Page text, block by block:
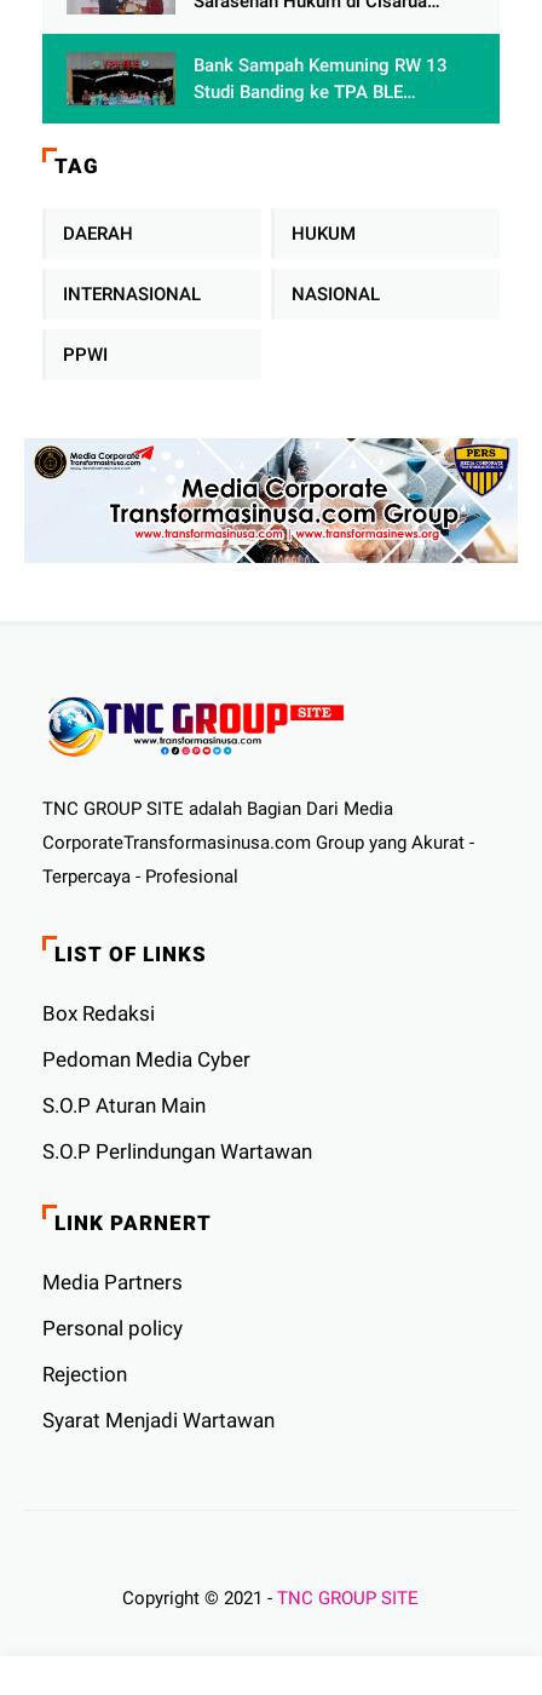
meningkatkan pemahaman
akademis Mahasiswa Fakultas
Bank Sampah Kemuning RW 13
Studi Banding ke TPA BLE
Banyumas: Belajar Mengolah
TAG
DAERAH HUKUM
INTERNASIONAL NASIONAL
PPWI
TNC GROUP SITE adalah Bagian Dari Media
CorporateTransformasinusa.com Group yang Akurat -
Terpercaya - Profesional
LIST OF LINKS
Box Redaksi
Pedoman Media Cyber
S.O.P Aturan Main
S.O.P Perlindungan Wartawan
LINK PARNERT
Media Partners
Personal policy
Rejection
Syarat Menjadi Wartawan
Copyright © 2021 -TNC GROUP SITE